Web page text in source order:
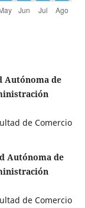
Autónoma de
de Comercio
Autónoma de
de Comercio